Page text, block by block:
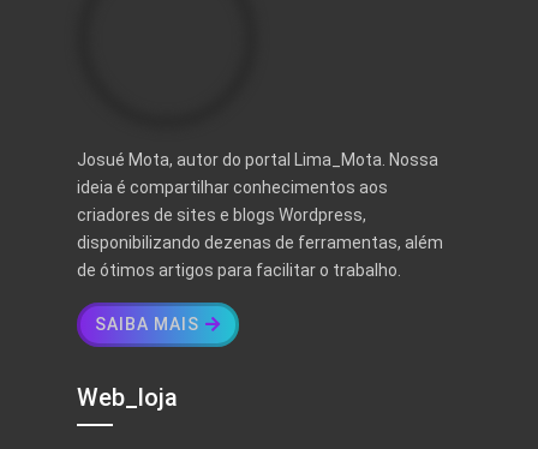
Josué Mota, autor do portal Lima_Mota. Nossa
ideia é compartilhar conhecimentos aos
criadores de sites e blogs Wordpress,
disponibilizando dezenas de ferramentas, além
de ótimos artigos para facilitar o trabalho.
SAIBA MAIS
Web_loja